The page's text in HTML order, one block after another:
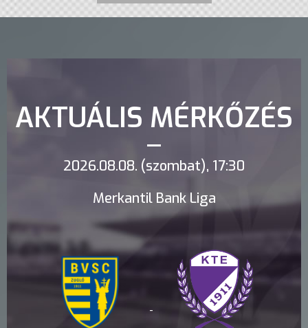
AKTUÁLIS MÉRKŐZÉS
2026.08.08. (szombat), 17:30
Merkantil Bank Liga
-